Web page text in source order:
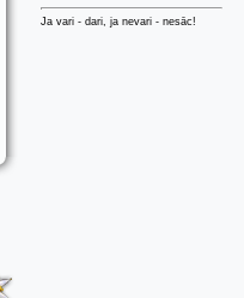
Ja vari - dari, ja nevari - nesāc!